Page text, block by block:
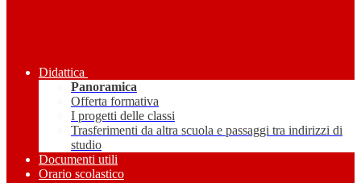
Didattica
Panoramica
Offerta formativa
I progetti delle classi
Trasferimenti da altra scuola e passaggi tra indirizzi di
studio
Documenti utili
Orario scolastico